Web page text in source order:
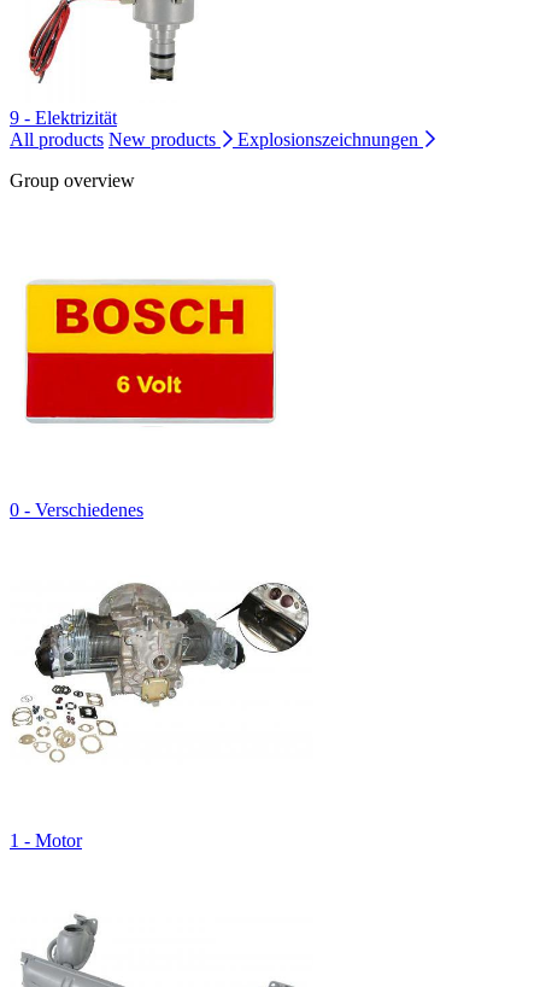
9 - Elektrizität
All products New products
Explosionszeichnungen
Group overview
0 - Verschiedenes
1 - Motor